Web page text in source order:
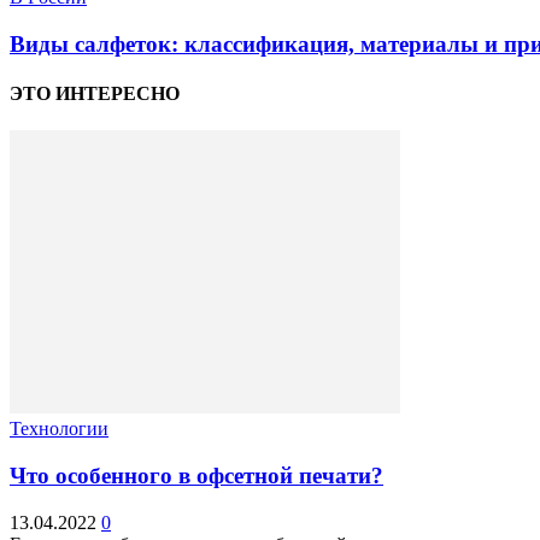
Виды салфеток: классификация, материалы и
ЭТО ИНТЕРЕСНО
Технологии
Что особенного в офсетной печати?
13.04.2022 0